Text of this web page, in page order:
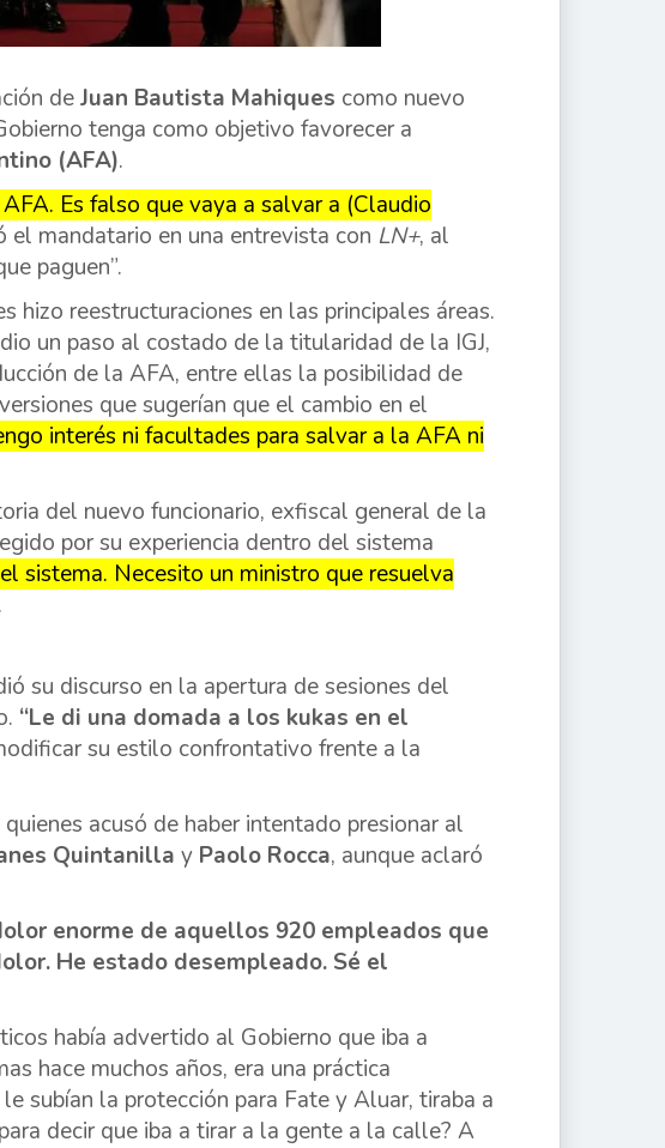
deJuan Bautista Mahiques como nuevo
tenga como objetivo favorecer a
(AFA).
Es falso que vaya a salvar a (Claudio
el mandatario en una entrevista con LN+, al
paguen”.
hizo reestructuraciones en las principales áreas.
dio un paso al costado de la titularidad de la IGJ,
de la AFA, entre ellas la posibilidad de
que sugerían que el cambio en el
interés ni facultades para salvar a la AFA ni
del nuevo funcionario, exfiscal general de la
por su experiencia dentro del sistema
sistema. Necesito un ministro que resuelva
su discurso en la apertura de sesiones del
“Le di una domada a los kukas en el
su estilo confrontativo frente a la
acusó de haber intentado presionar al
Quintanilla y Paolo Rocca, aunque aclaró
enorme de aquellos 920 empleados que
He estado desempleado. Sé el
había advertido al Gobierno que iba a
hace muchos años, era una práctica
subían la protección para Fate y Aluar, tiraba a
decir que iba a tirar a la gente a la calle? A